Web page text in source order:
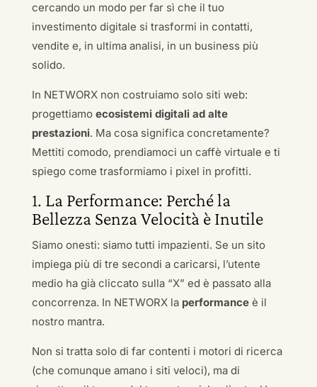
cercando un modo per far sì che il tuo
investimento digitale si trasformi in contatti,
vendite e, in ultima analisi, in un business più
solido.
In NETWORX non costruiamo solo siti web:
progettiamo ecosistemi digitali ad alte
prestazioni. Ma cosa significa concretamente?
Mettiti comodo, prendiamoci un caffè virtuale e ti
spiego come trasformiamo i pixel in profitti.
1. La Performance: Perché la
Bellezza Senza Velocità è Inutile
Siamo onesti: siamo tutti impazienti. Se un sito
impiega più di tre secondi a caricarsi, l’utente
medio ha già cliccato sulla “X” ed è passato alla
concorrenza. In NETWORX la performanceè il
nostro mantra.
Non si tratta solo di far contenti i motori di ricerca
(che comunque amano i siti veloci), ma di